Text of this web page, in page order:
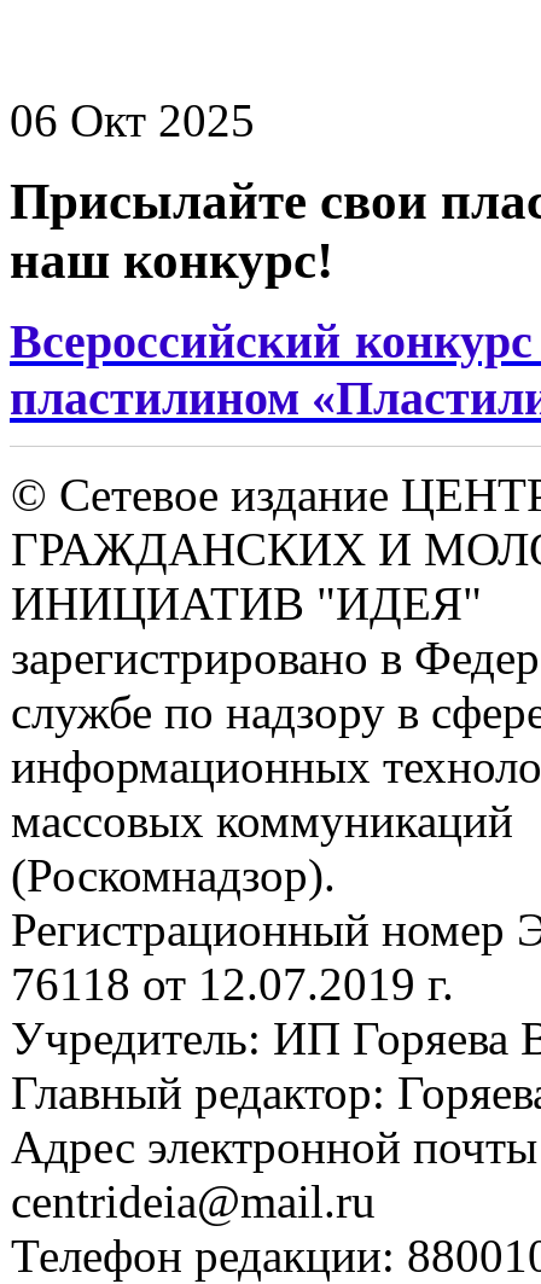
06 Окт 2025
Присылайте свои
наш конкурс!
Всероссийский
пластилином
© Сетевое издание
ГРАЖДАНСКИХ И
ИНИЦИАТИВ "ИДЕЯ"
зарегистрировано в
службе по надзору в
информационных
массовых коммуникаций
(Роскомнадзор).
Регистрационный
76118 от 12.07.2019 г.
Учредитель: ИП Горяева
Главный редактор:
Адрес электронной
centrideia@mail.ru
Телефон редакции: